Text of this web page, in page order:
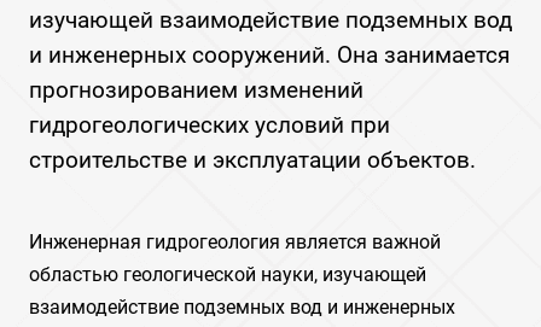
изучающей взаимодействие подземных вод
и инженерных сооружений. Она занимается
прогнозированием изменений
гидрогеологических условий при
строительстве и эксплуатации объектов.
Инженерная гидрогеология является важной
областью геологической науки, изучающей
взаимодействие подземных вод и инженерных